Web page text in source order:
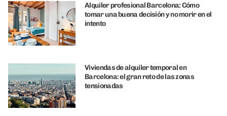
Alquiler profesional Barcelona: Cómo
tomar una buena decisión y no morir en el
intento
Viviendas de alquiler temporal en
Barcelona: el gran reto de las zonas
tensionadas